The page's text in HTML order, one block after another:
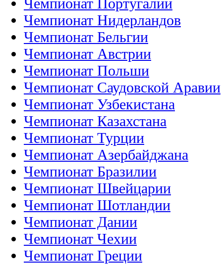
Чемпионат Нидерландов
Чемпионат Бельгии
Чемпионат Австрии
Чемпионат Польши
Чемпионат Саудовской Аравии
Чемпионат Узбекистана
Чемпионат Казахстана
Чемпионат Турции
Чемпионат Азербайджана
Чемпионат Бразилии
Чемпионат Швейцарии
Чемпионат Шотландии
Чемпионат Дании
Чемпионат Чехии
Чемпионат Греции